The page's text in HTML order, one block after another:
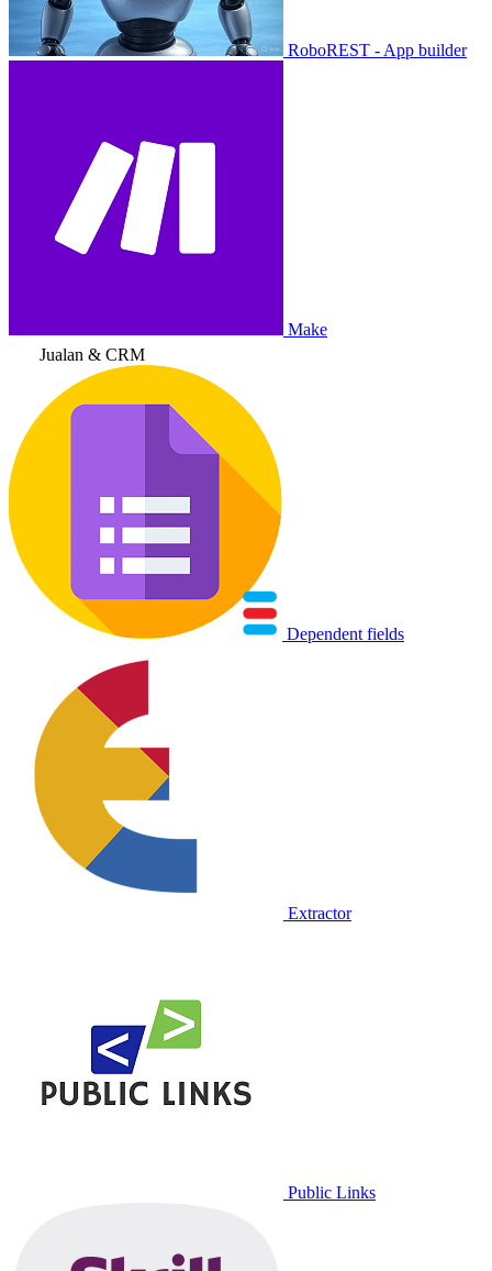
RoboREST - App builder
Make
Jualan & CRM
Dependent fields
Extractor
Public Links